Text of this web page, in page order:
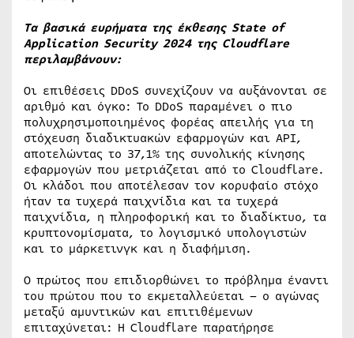
Τα βασικά ευρήματα της έκθεσης State of
Application Security 2024 της Cloudflare
περιλαμβάνουν:
Οι επιθέσεις DDoS συνεχίζουν να αυξάνονται σε
αριθμό και όγκο: Το DDoS παραμένει ο πιο
πολυχρησιμοποιημένος φορέας απειλής για τη
στόχευση διαδικτυακών εφαρμογών και API,
αποτελώντας το 37,1% της συνολικής κίνησης
εφαρμογών που μετριάζεται από το Cloudflare.
Οι κλάδοι που αποτέλεσαν τον κορυφαίο στόχο
ήταν τα τυχερά παιχνίδια και τα τυχερά
παιχνίδια, η πληροφορική και το διαδίκτυο, τα
κρυπτονομίσματα, το λογισμικό υπολογιστών
και το μάρκετινγκ και η διαφήμιση.
Ο πρώτος που επιδιορθώνει το πρόβλημα έναντι
του πρώτου που το εκμεταλλεύεται – ο αγώνας
μεταξύ αμυντικών και επιτιθέμενων
επιταχύνεται: Η Cloudflare παρατήρησε